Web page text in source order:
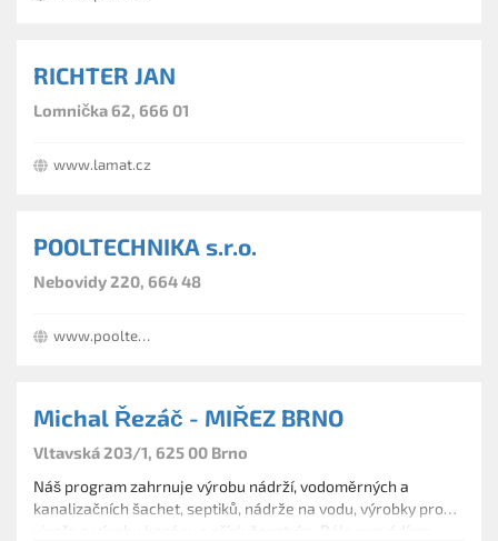
RICHTER JAN
Lomnička 62, 666 01
www.lamat.cz
POOLTECHNIKA s.r.o.
Nebovidy 220, 664 48
www.pooltechnika.cz
Michal Řezáč - MIŘEZ BRNO
Vltavská 203/1, 625 00 Brno
Náš program zahrnuje výrobu nádrží, vodoměrných a
kanalizačních šachet, septiků, nádrže na vodu, výrobky pro
vinaře a výrobu bazénu s příslušenstvím. Dále provádíme